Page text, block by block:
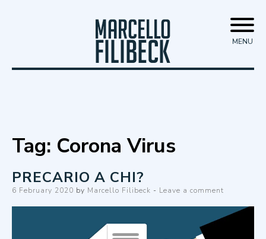
Skip
to
content
Marcello Filibeck MENU
Tag: Corona Virus
PRECARIO A CHI?
Posted
6 February 2020 by Marcello Filibeck Leave a comment